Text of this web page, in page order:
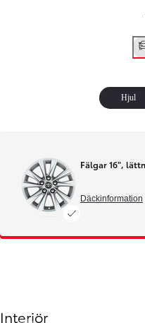
Hjul
Fälgar 16",
Däckinformation
Interiör